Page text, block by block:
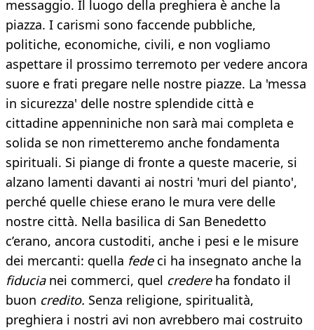
messaggio. Il luogo della preghiera è anche la
piazza. I carismi sono faccende pubbliche,
politiche, economiche, civili, e non vogliamo
aspettare il prossimo terremoto per vedere ancora
suore e frati pregare nelle nostre piazze. La 'messa
in sicurezza' delle nostre splendide città e
cittadine appenniniche non sarà mai completa e
solida se non rimetteremo anche fondamenta
spirituali. Si piange di fronte a queste macerie, si
alzano lamenti davanti ai nostri 'muri del pianto',
perché quelle chiese erano le mura vere delle
nostre città. Nella basilica di San Benedetto
c’erano, ancora custoditi, anche i pesi e le misure
dei mercanti: quella fedeci ha insegnato anche la
fiducianei commerci, quel credereha fondato il
buon credito. Senza religione, spiritualità,
preghiera i nostri avi non avrebbero mai costruito